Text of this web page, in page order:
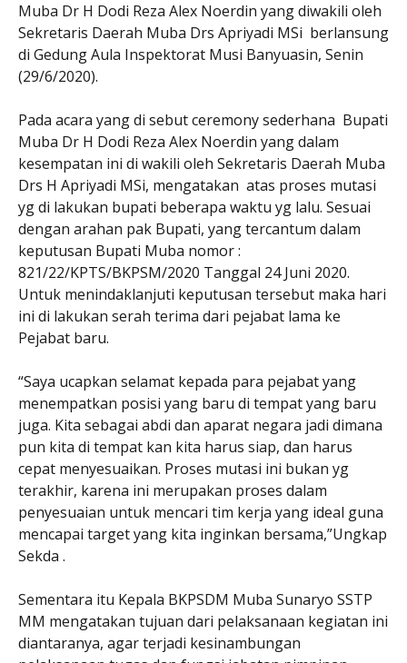
Muba Dr H Dodi Reza Alex Noerdin yang diwakili oleh
Sekretaris Daerah Muba Drs Apriyadi MSi berlansung
di Gedung Aula Inspektorat Musi Banyuasin, Senin
(29/6/2020).
Pada acara yang di sebut ceremony sederhana Bupati
Muba Dr H Dodi Reza Alex Noerdin yang dalam
kesempatan ini di wakili oleh Sekretaris Daerah Muba
Drs H Apriyadi MSi, mengatakan atas proses mutasi
yg di lakukan bupati beberapa waktu yg lalu. Sesuai
dengan arahan pak Bupati, yang tercantum dalam
keputusan Bupati Muba nomor :
821/22/KPTS/BKPSM/2020 Tanggal 24 Juni 2020.
Untuk menindaklanjuti keputusan tersebut maka hari
ini di lakukan serah terima dari pejabat lama ke
Pejabat baru.
“Saya ucapkan selamat kepada para pejabat yang
menempatkan posisi yang baru di tempat yang baru
juga. Kita sebagai abdi dan aparat negara jadi dimana
pun kita di tempat kan kita harus siap, dan harus
cepat menyesuaikan. Proses mutasi ini bukan yg
terakhir, karena ini merupakan proses dalam
penyesuaian untuk mencari tim kerja yang ideal guna
mencapai target yang kita inginkan bersama,”Ungkap
Sekda .
Sementara itu Kepala BKPSDM Muba Sunaryo SSTP
MM mengatakan tujuan dari pelaksanaan kegiatan ini
diantaranya, agar terjadi kesinambungan